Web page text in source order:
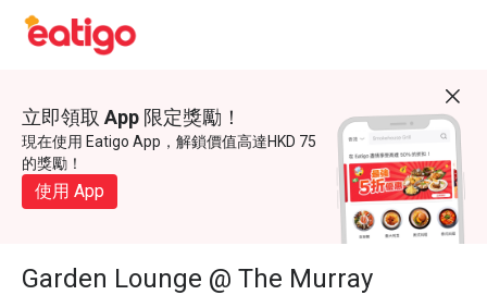
立即領取 App 限定獎勵！
現在使用 Eatigo App，解鎖價值高達HKD 75
的獎勵！
使用 App
Garden Lounge @ The Murray